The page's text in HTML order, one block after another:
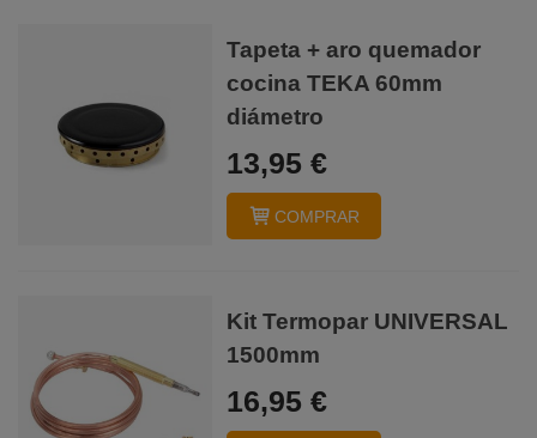
Tapeta + aro quemador
cocina TEKA 60mm
diámetro
13,95 €
COMPRAR
Kit Termopar UNIVERSAL
1500mm
16,95 €